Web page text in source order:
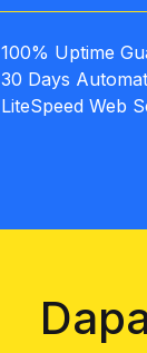
100% Uptime
30 Days
LiteSpeed Web